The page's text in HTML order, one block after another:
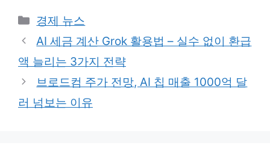
Categories
경제 뉴스
AI 세금 계산 Grok 활용법 – 실수 없이 환급
액 늘리는 3가지 전략
브로드컴 주가 전망, AI 칩 매출 1000억 달
러 넘보는 이유